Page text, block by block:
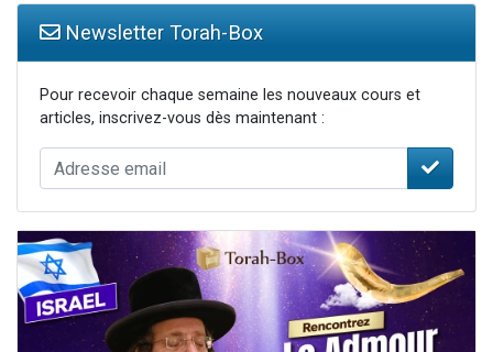
Newsletter Torah-Box
Pour recevoir chaque semaine les nouveaux cours et
articles, inscrivez-vous dès maintenant :